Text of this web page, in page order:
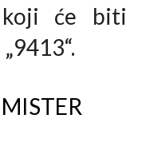
koji će biti